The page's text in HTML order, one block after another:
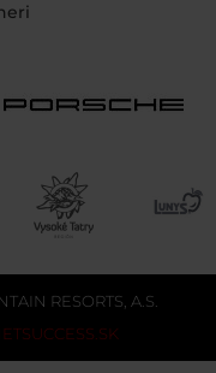
RESORTS, A.S.